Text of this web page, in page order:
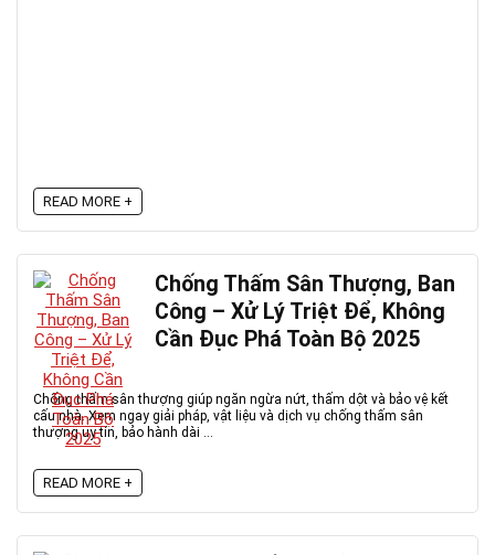
READ MORE +
Chống Thấm Sân Thượng, Ban
Công – Xử Lý Triệt Để, Không
Cần Đục Phá Toàn Bộ 2025
Chống thấm sân thượng giúp ngăn ngừa nứt, thấm dột và bảo vệ kết
cấu nhà. Xem ngay giải pháp, vật liệu và dịch vụ chống thấm sân
thượng uy tín, bảo hành dài ...
READ MORE +